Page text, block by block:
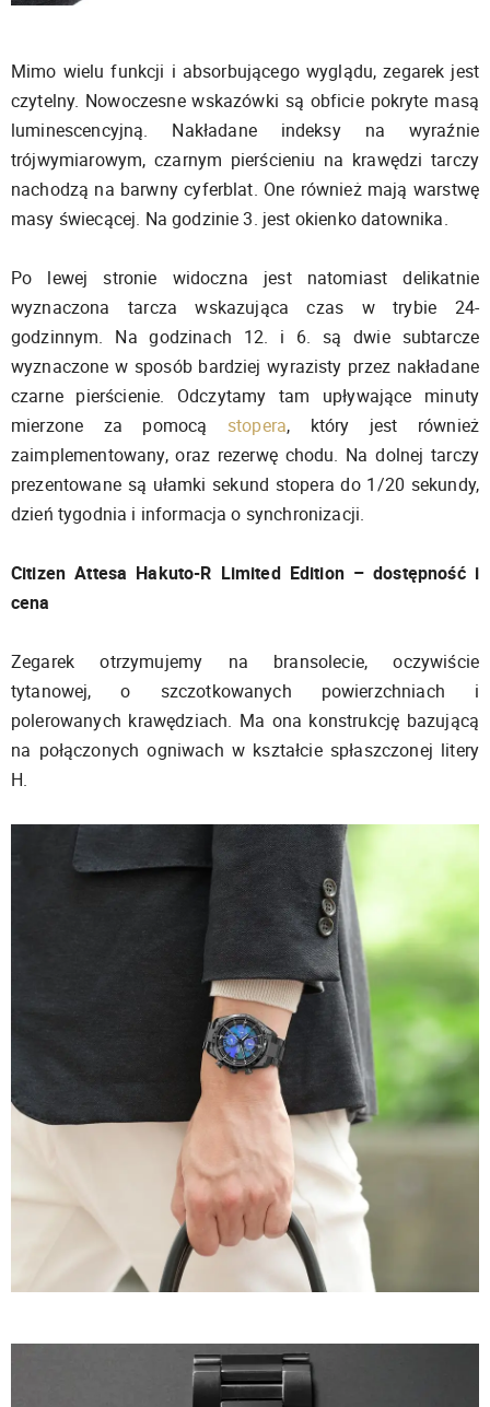
Mimo wielu funkcji i absorbującego wyglądu, zegarek jest
czytelny. Nowoczesne wskazówki są obficie pokryte masą
luminescencyjną. Nakładane indeksy na wyraźnie
trójwymiarowym, czarnym pierścieniu na krawędzi tarczy
nachodzą na barwny cyferblat. One również mają warstwę
masy świecącej. Na godzinie 3. jest okienko datownika.
Po lewej stronie widoczna jest natomiast delikatnie
wyznaczona tarcza wskazująca czas w trybie 24-
godzinnym. Na godzinach 12. i 6. są dwie subtarcze
wyznaczone w sposób bardziej wyrazisty przez nakładane
czarne pierścienie. Odczytamy tam upływające minuty
mierzone za pomocą stopera, który jest również
zaimplementowany, oraz rezerwę chodu. Na dolnej tarczy
prezentowane są ułamki sekund stopera do 1/20 sekundy,
dzień tygodnia i informacja o synchronizacji.
Citizen Attesa Hakuto-R Limited Edition – dostępność i
cena
Zegarek otrzymujemy na bransolecie, oczywiście
tytanowej, o szczotkowanych powierzchniach i
polerowanych krawędziach. Ma ona konstrukcję bazującą
na połączonych ogniwach w kształcie spłaszczonej litery
H.